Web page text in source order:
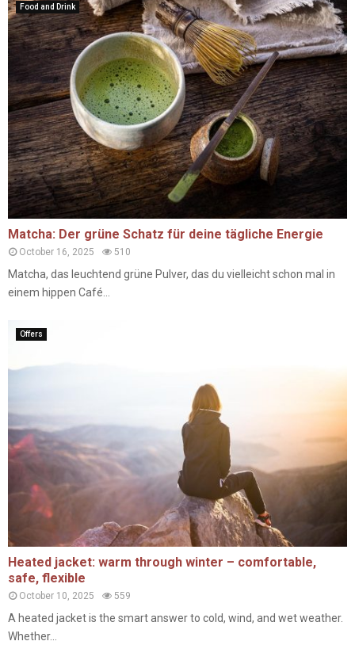
Food and Drink
Matcha: Der grüne Schatz für deine tägliche Energie
October 16, 2025 510
Matcha, das leuchtend grüne Pulver, das du vielleicht schon mal in
einem hippen Café...
Offers
Heated jacket: warm through winter – comfortable,
safe, flexible
October 10, 2025 559
A heated jacket is the smart answer to cold, wind, and wet weather.
Whether...